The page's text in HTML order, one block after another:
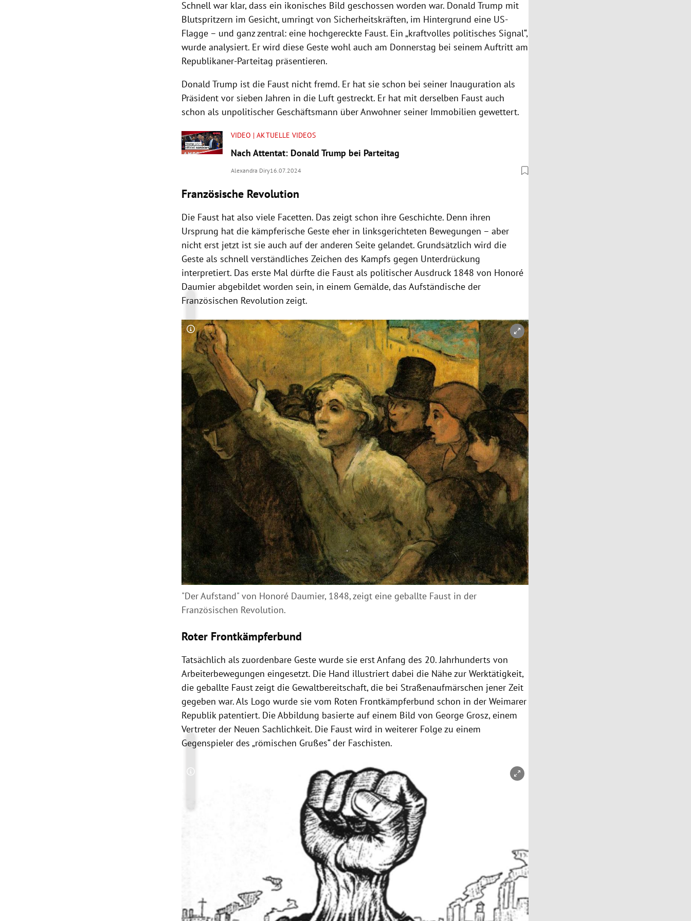
Schnell war klar, dass ein ikonisches Bild geschossen worden war. Donald Trump mit
Blutspritzern im Gesicht, umringt von Sicherheitskräften, im Hintergrund eine US-
Flagge – und ganz zentral: eine hochgereckte Faust. Ein „kraftvolles politisches Signal“,
wurde analysiert. Er wird diese Geste wohl auch am Donnerstag bei seinem Auftritt am
Republikaner-Parteitag präsentieren.
Donald Trump ist die Faust nicht fremd. Er hat sie schon bei seiner Inauguration als
Präsident vor sieben Jahren in die Luft gestreckt. Er hat mit derselben Faust auch
schon als unpolitischer Geschäftsmann über Anwohner seiner Immobilien gewettert.
VIDEO | AKTUELLE VIDEOS
Nach Attentat: Donald Trump bei Parteitag
Alexandra Diry16.07.2024
Französische Revolution
Die Faust hat also viele Facetten. Das zeigt schon ihre Geschichte. Denn ihren
Ursprung hat die kämpferische Geste eher in linksgerichteten Bewegungen – aber
nicht erst jetzt ist sie auch auf der anderen Seite gelandet. Grundsätzlich wird die
Geste als schnell verständliches Zeichen des Kampfs gegen Unterdrückung
interpretiert. Das erste Mal dürfte die Faust als politischer Ausdruck 1848 von Honoré
Daumier abgebildet worden sein, in einem Gemälde, das Aufständische der
Französischen Revolution zeigt.
Copyright-Hinweis öffnen/schließen
"Der Aufstand" von Honoré Daumier, 1848, zeigt eine geballte Faust in der
Französischen Revolution.
Roter Frontkämpferbund
Tatsächlich als zuordenbare Geste wurde sie erst Anfang des 20. Jahrhunderts von
Arbeiterbewegungen eingesetzt. Die Hand illustriert dabei die Nähe zur Werktätigkeit,
die geballte Faust zeigt die Gewaltbereitschaft, die bei Straßenaufmärschen jener Zeit
gegeben war. Als Logo wurde sie vom Roten Frontkämpferbund schon in der Weimarer
Republik patentiert. Die Abbildung basierte auf einem Bild von George Grosz, einem
Vertreter der Neuen Sachlichkeit. Die Faust wird in weiterer Folge zu einem
Gegenspieler des „römischen Grußes“ der Faschisten.
Copyright-Hinweis öffnen/schließen